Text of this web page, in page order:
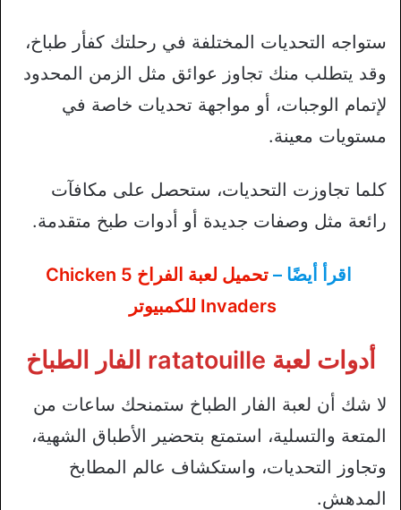
ستواجه التحديات المختلفة في رحلتك كفأر طباخ،
وقد يتطلب منك تجاوز عوائق مثل الزمن المحدود
لإتمام الوجبات، أو مواجهة تحديات خاصة في
مستويات معينة.
كلما تجاوزت التحديات، ستحصل على مكافآت
رائعة مثل وصفات جديدة أو أدوات طبخ متقدمة.
اقرأ أيضًا –
تحميل لعبة الفراخ 5 Chicken
Invaders للكمبيوتر
أدوات لعبة ratatouille الفار الطباخ
لا شك أن لعبة الفار الطباخ ستمنحك ساعات من
المتعة والتسلية، استمتع بتحضير الأطباق الشهية،
وتجاوز التحديات، واستكشاف عالم المطابخ
المدهش.